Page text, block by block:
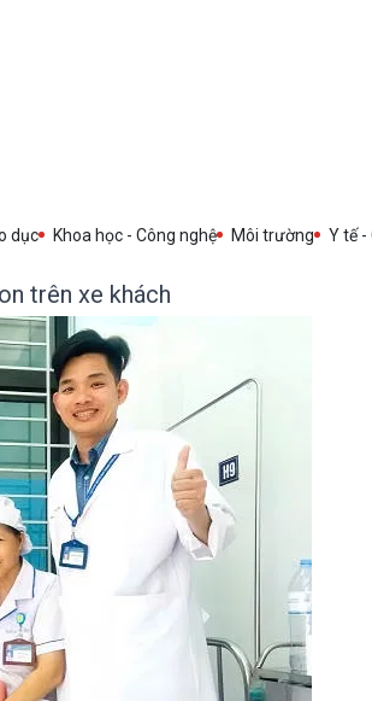
dục Khoa học - Công nghệ Môi trường Y tế -
trên xe khách